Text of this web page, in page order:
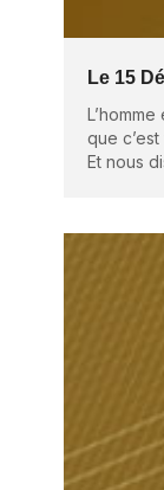
Le 15
que
Et nous